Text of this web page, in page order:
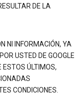
DE LA
NI INFORMACIÓN, YA
USTED DE GOOGLE
ESTOS ÚLTIMOS,
CONDICIONES.